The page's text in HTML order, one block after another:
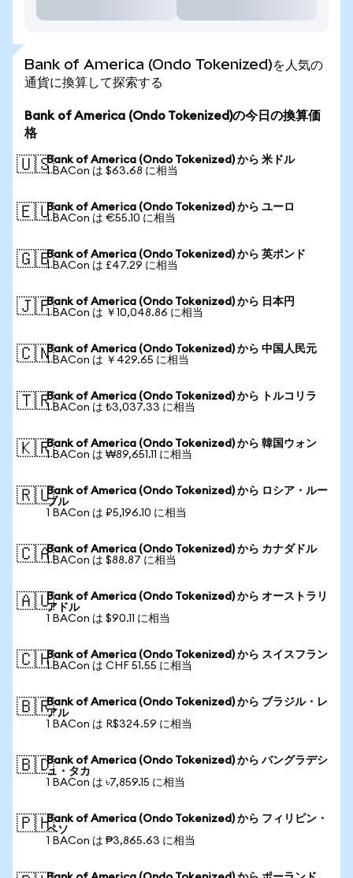
Bank of America (Ondo Tokenized)を人気の
通貨に換算して探索する
Bank of America (Ondo Tokenized)の今日の換算価
格
🇺🇸Bank of America (Ondo Tokenized) から 米ドル
1 BACon は $63.68 に相当
🇪🇺Bank of America (Ondo Tokenized) から ユーロ
1 BACon は €55.10 に相当
🇬🇧Bank of America (Ondo Tokenized) から 英ポンド
1 BACon は £47.29 に相当
🇯🇵Bank of America (Ondo Tokenized) から 日本円
1 BACon は ￥10,048.86 に相当
🇨🇳Bank of America (Ondo Tokenized) から 中国人民元
1 BACon は ￥429.65 に相当
🇹🇷Bank of America (Ondo Tokenized) から トルコリラ
1 BACon は ₺3,037.33 に相当
🇰🇷Bank of America (Ondo Tokenized) から 韓国ウォン
1 BACon は ₩89,651.11 に相当
🇷🇺Bank of America (Ondo Tokenized) から ロシア・ルー
ブル
1 BACon は ₽5,196.10 に相当
🇨🇦Bank of America (Ondo Tokenized) から カナダドル
1 BACon は $88.87 に相当
🇦🇺Bank of America (Ondo Tokenized) から オーストラリ
アドル
1 BACon は $90.11 に相当
🇨🇭Bank of America (Ondo Tokenized) から スイスフラン
1 BACon は CHF 51.55 に相当
🇧🇷Bank of America (Ondo Tokenized) から ブラジル・レ
アル
1 BACon は R$324.59 に相当
🇧🇩Bank of America (Ondo Tokenized) から バングラデシ
ュ・タカ
1 BACon は ৳7,859.15 に相当
🇵🇭Bank of America (Ondo Tokenized) から フィリピン・
ペソ
1 BACon は ₱3,865.63 に相当